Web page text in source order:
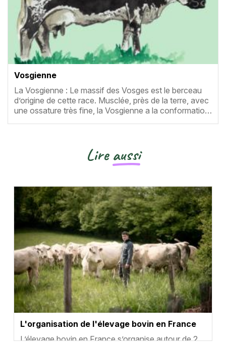
Vosgienne
Résumé
La Vosgienne : Le massif des Vosges est le berceau
d’origine de cette race. Musclée, près de la terre, avec
une ossature très fine, la Vosgienne a la conformatio…
Lireaussi
Vignette
L'organisation de l'élevage bovin en France
Résumé
L’élevage bovin en France s’organise autour de 2